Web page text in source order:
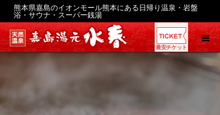
熊本県嘉島のイオンモール熊本にある日帰り温泉・岩盤
浴・サウナ・スーパー銭湯
最安チケット